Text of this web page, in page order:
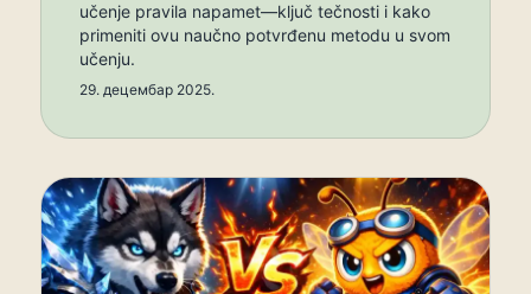
učenje pravila napamet—ključ tečnosti i kako
primeniti ovu naučno potvrđenu metodu u svom
učenju.
29. децембар 2025.